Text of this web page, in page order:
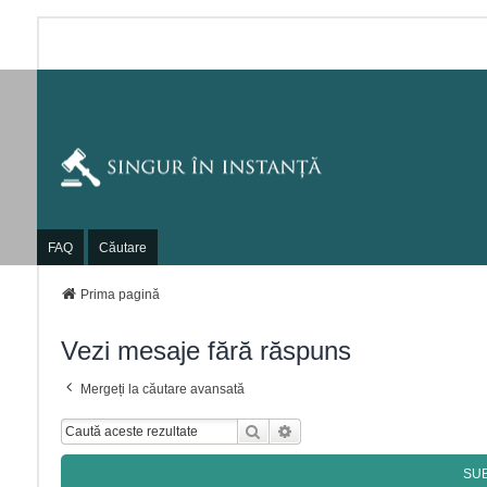
FAQ Căutare
Prima pagină
Vezi mesaje fără răspuns
Mergeți la căutare avansată
Căutare